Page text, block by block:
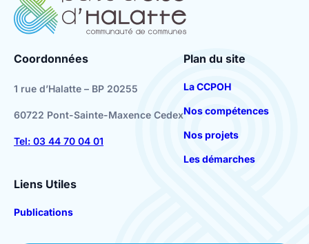
Coordonnées
1 rue d’Halatte – BP 20255
60722 Pont-Sainte-Maxence Cedex
Tel: 03 44 70 04 01
Plan du site
La CCPOH
Nos compétences
Nos projets
Les démarches
Liens Utiles
Publications